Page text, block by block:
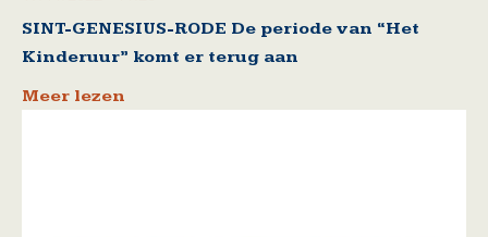
SINT-GENESIUS-RODE De periode van “Het
Kinderuur” komt er terug aan
Meer lezen